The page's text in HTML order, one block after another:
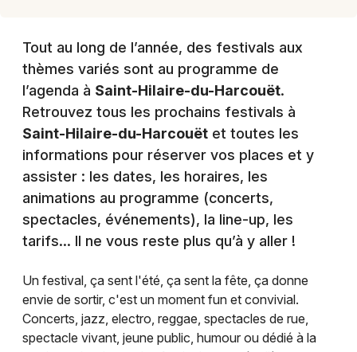
Tout au long de l’année, des festivals aux
thèmes variés sont au programme de
l’agenda à Saint-Hilaire-du-Harcouët.
Retrouvez tous les prochains festivals à
Saint-Hilaire-du-Harcouët et toutes les
informations pour réserver vos places et y
assister : les dates, les horaires, les
animations au programme (concerts,
spectacles, événements), la line-up, les
tarifs… Il ne vous reste plus qu’à y aller !
Un festival, ça sent l'été, ça sent la fête, ça donne
envie de sortir, c'est un moment fun et convivial.
Concerts, jazz, electro, reggae, spectacles de rue,
spectacle vivant, jeune public, humour ou dédié à la